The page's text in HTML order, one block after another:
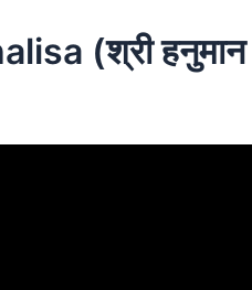
(श्री हनुमान